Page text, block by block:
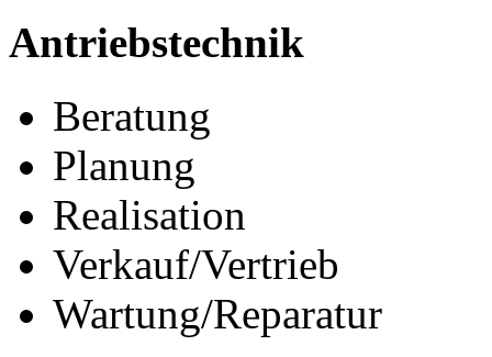
Antriebstechnik
Beratung
Planung
Realisation
Verkauf/Vertrieb
Wartung/Reparatur